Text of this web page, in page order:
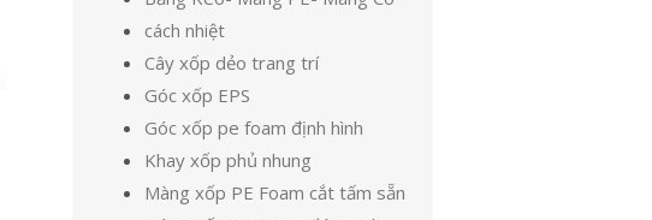
cách nhiệt
Cây xốp dẻo trang trí
Góc xốp EPS
Góc xốp pe foam định hình
Khay xốp phủ nhung
Màng xốp PE Foam cắt tấm sẵn